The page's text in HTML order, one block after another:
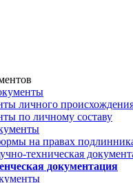
личного
по личному составу
на правах
техническая
документация